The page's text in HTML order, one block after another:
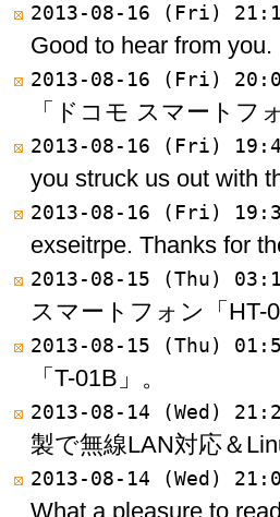
2013-08-16 (Fri)
Good to hear from you.
2013-08-16 (Fri)
「ドコモ スマートフ
2013-08-16 (Fri)
you struck us out with
2013-08-16 (Fri)
exseitrpe. Thanks for
2013-08-15 (Thu)
スマートフォン「HT-
2013-08-15 (Thu)
「T-01B」。
2013-08-14 (Wed)
製で無線LAN対応＆
2013-08-14 (Wed)
What a pleasure to